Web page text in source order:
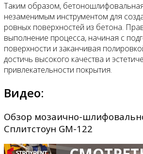
Таким образом,
незаменимым инструментом для
ровных поверхностей из бетона.
выполнение процесса, начиная с
поверхности и заканчивая
достичь высокого качества и
привлекательности покрытия.
Видео:
Обзор мозаично-
Сплитстоун GM-122